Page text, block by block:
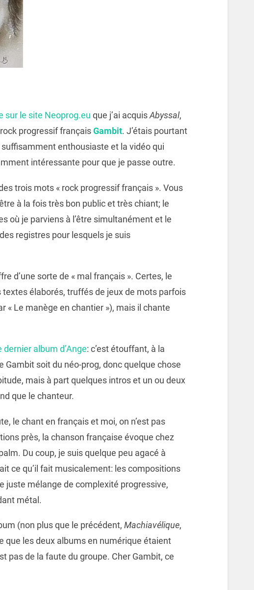
sur le site Neoprog.eu que j’ai acquisAbyssal,
progressif françaisGambit. J’étais pourtant
enthousiaste et la vidéo qui
intéressante pour que je passe outre.
trois mots « rock progressif français ». Vous
à la fois très bon public et très chiant; le
où je parviens à l’être simultanément et le
registres pour lesquels je suis
d’une sorte de « mal français ». Certes, le
élaborés, truffés de jeux de mots parfois
« Le manège en chantier »), mais il chante
dernier album d’Ange: c’est étouffant, à la
Gambit soit du néo-prog, donc quelque chose
mais à part quelques intros et un ou deux
que le chanteur.
le chant en français et moi, on n’est pas
près, la chanson française évoque chez
Du coup, je suis quelque peu agacé à
ce qu’il fait musicalement: les compositions
juste mélange de complexité progressive,
métal.
(non plus que le précédent, Machiavélique,
que les deux albums en numérique étaient
pas de la faute du groupe. Cher Gambit, ce